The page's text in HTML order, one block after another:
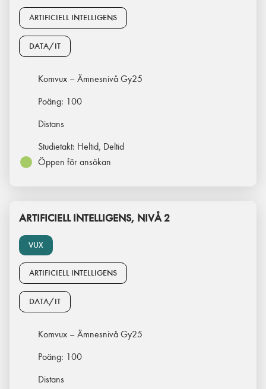
ARTIFICIELL INTELLIGENS
DATA/IT
Komvux – Ämnesnivå Gy25
Poäng: 100
Distans
Studietakt: Heltid, Deltid
Öppen för ansökan
VUX
ARTIFICIELL INTELLIGENS, NIVÅ 2
ARTIFICIELL INTELLIGENS
DATA/IT
Komvux – Ämnesnivå Gy25
Poäng: 100
Distans